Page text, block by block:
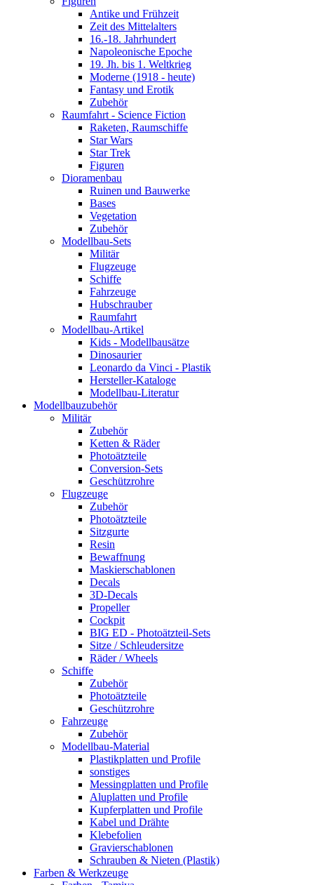
Antike und Frühzeit
Zeit des Mittelalters
16.-18. Jahrhundert
Napoleonische Epoche
19. Jh. bis 1. Weltkrieg
Moderne (1918 - heute)
Fantasy und Erotik
Zubehör
Raumfahrt - Science Fiction
Raketen, Raumschiffe
Star Wars
Star Trek
Figuren
Dioramenbau
Ruinen und Bauwerke
Bases
Vegetation
Zubehör
Modellbau-Sets
Militär
Flugzeuge
Schiffe
Fahrzeuge
Hubschrauber
Raumfahrt
Modellbau-Artikel
Kids - Modellbausätze
Dinosaurier
Leonardo da Vinci - Plastik
Hersteller-Kataloge
Modellbau-Literatur
Modellbauzubehör
Militär
Zubehör
Ketten & Räder
Photoätzteile
Conversion-Sets
Geschützrohre
Flugzeuge
Zubehör
Photoätzteile
Sitzgurte
Resin
Bewaffnung
Maskierschablonen
Decals
3D-Decals
Propeller
Cockpit
BIG ED - Photoätzteil-Sets
Sitze / Schleudersitze
Räder / Wheels
Schiffe
Zubehör
Photoätzteile
Geschützrohre
Fahrzeuge
Zubehör
Modellbau-Material
Plastikplatten und Profile
sonstiges
Messingplatten und Profile
Aluplatten und Profile
Kupferplatten und Profile
Kabel und Drähte
Klebefolien
Gravierschablonen
Schrauben & Nieten (Plastik)
Farben & Werkzeuge